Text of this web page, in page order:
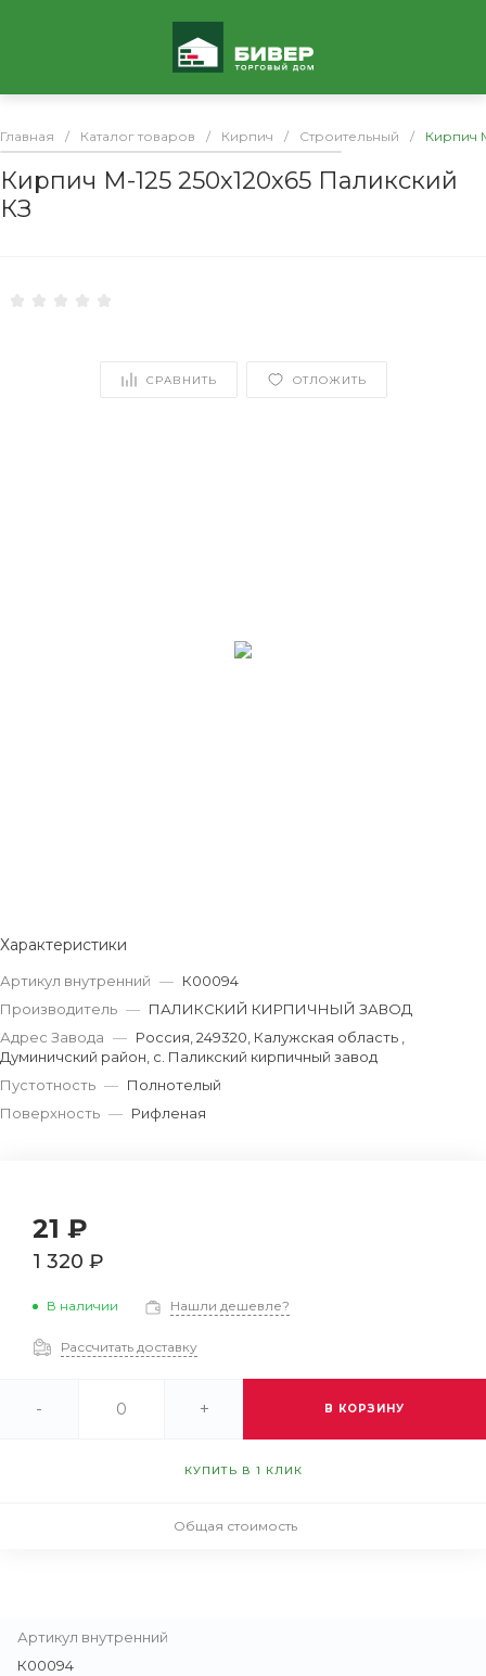
Главная / Каталог товаров / Кирпич / Строительный / Кирпич
Кирпич М-125 250х120х65 Паликский
КЗ
СРАВНИТЬ ОТЛОЖИТЬ
Характеристики
Артикул внутренний — К00094
Производитель — ПАЛИКСКИЙ КИРПИЧНЫЙ ЗАВОД
Адрес Завода — Россия, 249320, Калужская область ,
Думиничский район, с. Паликский кирпичный завод
Пустотность — Полнотелый
Поверхность — Рифленая
21 ₽
1 320 ₽
В наличии Нашли дешевле?
Рассчитать доставку
- + В КОРЗИНУ
КУПИТЬ В 1 КЛИК
Общая стоимость
Артикул внутренний
К00094